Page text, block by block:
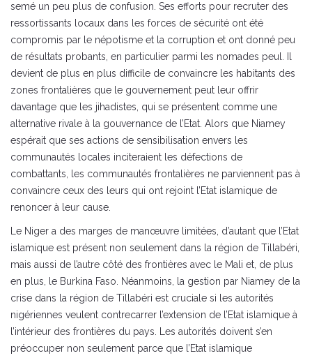
semé un peu plus de confusion. Ses efforts pour recruter des
ressortissants locaux dans les forces de sécurité ont été
compromis par le népotisme et la corruption et ont donné peu
de résultats probants, en particulier parmi les nomades peul. Il
devient de plus en plus difficile de convaincre les habitants des
zones frontalières que le gouvernement peut leur offrir
davantage que les jihadistes, qui se présentent comme une
alternative rivale à la gouvernance de l’Etat. Alors que Niamey
espérait que ses actions de sensibilisation envers les
communautés locales inciteraient les défections de
combattants, les communautés frontalières ne parviennent pas à
convaincre ceux des leurs qui ont rejoint l’Etat islamique de
renoncer à leur cause.
Le Niger a des marges de manœuvre limitées, d’autant que l’Etat
islamique est présent non seulement dans la région de Tillabéri,
mais aussi de l’autre côté des frontières avec le Mali et, de plus
en plus, le Burkina Faso. Néanmoins, la gestion par Niamey de la
crise dans la région de Tillabéri est cruciale si les autorités
nigériennes veulent contrecarrer l’extension de l’Etat islamique à
l’intérieur des frontières du pays. Les autorités doivent s’en
préoccuper non seulement parce que l’Etat islamique